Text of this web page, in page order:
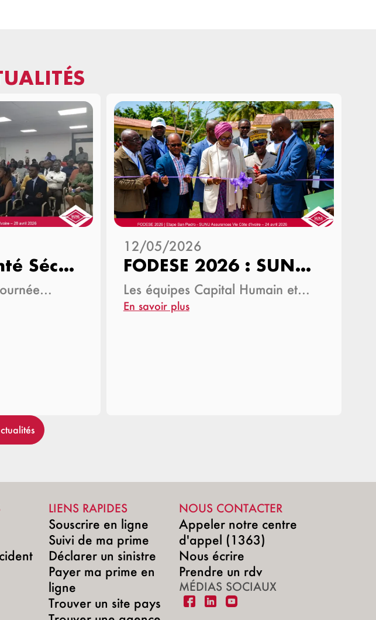
Le comité Santé Sécurité au Travail (CSST)…
12/05/2026
FODESE 2026 : SUNU Assurances à la rencontre…
Les équipes Capital Humain et…
En savoir plus
LIENS RAPIDES
Souscrire en ligne
Suivi de ma prime
Déclarer un sinistre
Payer ma prime en
ligne
Trouver un site pays
NOUS CONTACTER
Appeler notre centre
d'appel (1363)
Nous écrire
Prendre un rdv
MÉDIAS SOCIAUX